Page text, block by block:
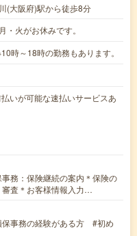
(大阪府)駅から徒歩8分
火がお休みです。
～18時の勤務もあります。
いが可能な速払いサービスあ
務：保険継続の案内＊保険の
査＊お客様情報入力…
事務の経験がある方 #初め